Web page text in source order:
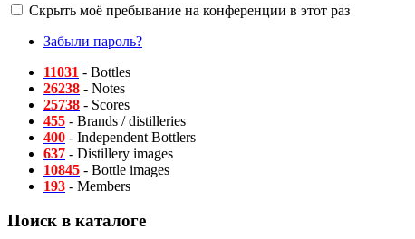
Скрыть моё пребывание на конференции в этот раз
Забыли пароль?
11031 - Bottles
26238 - Notes
25738 - Scores
455 - Brands / distilleries
400 - Independent Bottlers
637 - Distillery images
10845 - Bottle images
193 - Members
Поиск в каталоге